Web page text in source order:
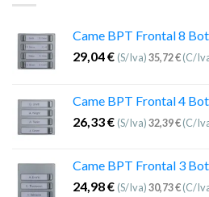
Came BPT Frontal 8
29,04€ (S/Iva)35,72€(C/
Came BPT Frontal 4
26,33€ (S/Iva)32,39€(C/
Came BPT Frontal 3
24,98€ (S/Iva)30,73€(C/